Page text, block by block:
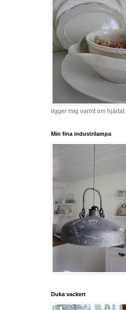
ligger mig varmt om hjärtat
Min fina industrilampa
Duka vackert